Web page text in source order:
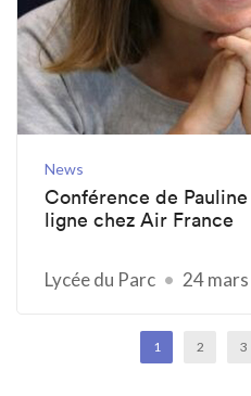
News
Conférence de
ligne chez Air France
Lycée du Parc 24
1 2 3